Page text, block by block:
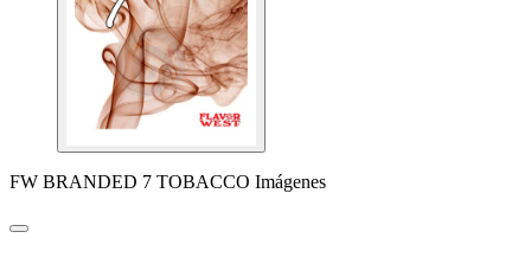
FW BRANDED 7 TOBACCO Imágenes